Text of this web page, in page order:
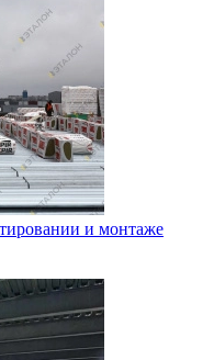
и монтаже